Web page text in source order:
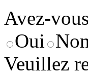
Avez-
Oui
Veuillez